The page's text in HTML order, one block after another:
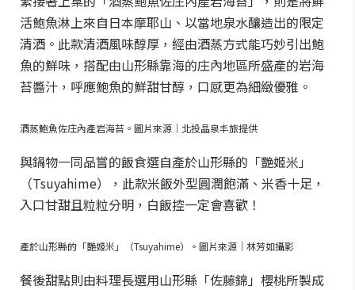
活鮑魚淋上來自日本摩耶山、以當地泉水釀造出的限定
清酒。此款清酒風味醇厚，經由酒蒸方式能巧妙引出鮑
魚的鮮味，搭配由山形縣靠海的庄內地區所盛產的岩海
苔醬汁，呼應鮑魚的鮮甜甘醇，口感更為細緻優雅。
酒蒸鮑魚佐庄內產岩海苔。圖片來源｜北投晶泉丰旅提供
與鍋物一同品嘗的飯食選自產於山形縣的「艷姬米」
（Tsuyahime），此款米飯外型圓潤飽滿、米香十足，
入口甘甜且粒粒分明，白飯控一定會喜歡！
產於山形縣的「艷姬米」（Tsuyahime）。圖片來源｜林芳如攝影
餐後甜點則由料理長選用山形縣「佐藤錦」櫻桃所製成